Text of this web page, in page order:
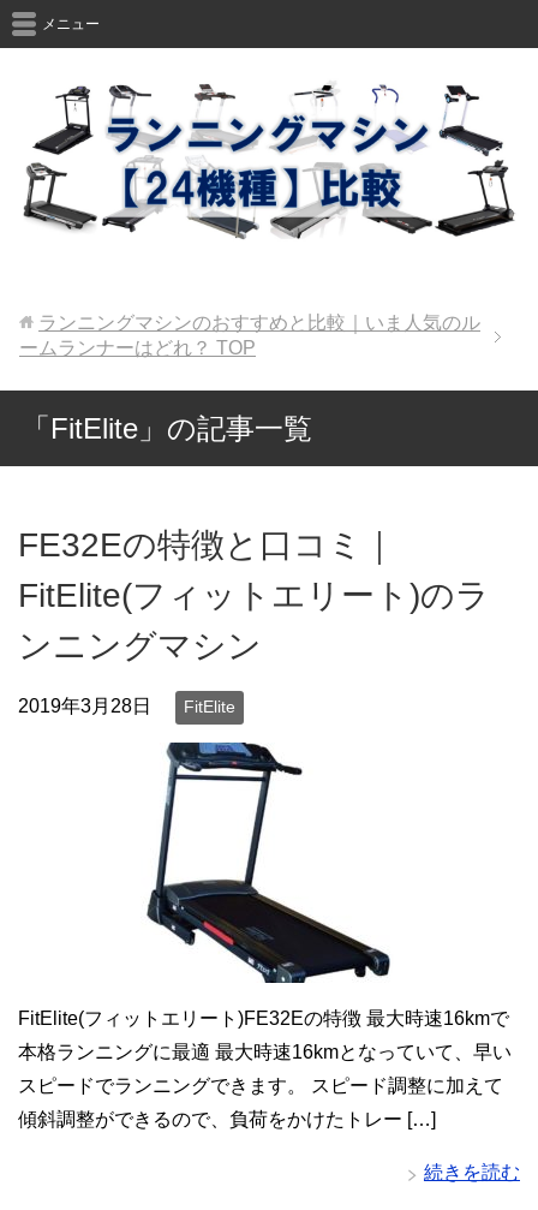
メニュー
ランニングマシンのおすすめと比較｜いま人気のル
ームランナーはどれ？ TOP
「FitElite」の記事一覧
FE32Eの特徴と口コミ｜
FitElite(フィットエリート)のラ
ンニングマシン
2019年3月28日 FitElite
FitElite(フィットエリート)FE32Eの特徴 最大時速16kmで
本格ランニングに最適 最大時速16kmとなっていて、早い
スピードでランニングできます。 スピード調整に加えて
傾斜調整ができるので、負荷をかけたトレー […]
続きを読む